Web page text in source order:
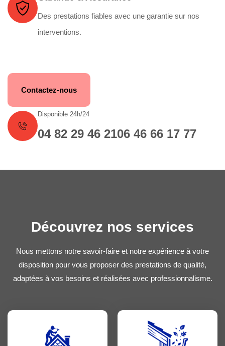
Des prestations fiables avec une garantie sur nos
interventions.
Contactez-nous
Disponible 24h/24
04 82 29 46 2106 46 66 17 77
Découvrez nos services
Nous mettons notre savoir-faire et notre expérience à votre
disposition pour vous proposer des prestations de qualité,
adaptées à vos besoins et réalisées avec professionnalisme.